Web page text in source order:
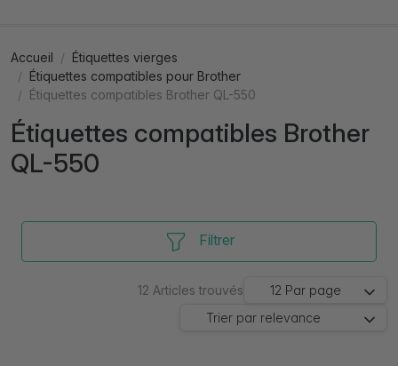
Accueil
Étiquettes vierges
Étiquettes compatibles pour Brother
Étiquettes compatibles Brother QL-550
Étiquettes compatibles Brother
QL-550
Filtrer
12 Articles trouvés 12 Par page
Trier par relevance